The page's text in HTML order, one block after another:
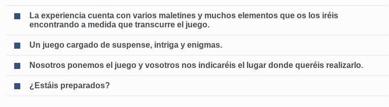
La experiencia cuenta con varios maletines y muchos elementos que os los iréis
encontrando a medida que transcurre el juego.
Un juego cargado de suspense, intriga y enigmas.
Nosotros ponemos el juego y vosotros nos indicaréis el lugar donde queréis realizarlo.
¿Estáis preparados?